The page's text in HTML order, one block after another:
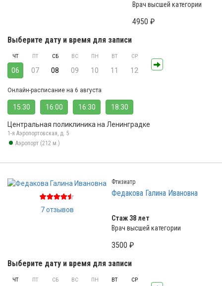
Врач высшей категории
4950 ₽
Выберите дату и время для записи
ЧТ
06
ПТ
07
СБ
08
ВС
09
ПН
10
ВТ
11
СР
12
Онлайн-расписание на 6 августа
15:30 16:00 16:30 18:30
Центральная поликлиника на Ленинградке
1-я Аэропортовская, д. 5
Аэропорт (212 м.)
7 отзывов
Фтизиатр
Федакова Галина Ивановна
Стаж 38 лет
Врач высшей категории
3500 ₽
Выберите дату и время для записи
ЧТ ПТ СБ ВС ПН ВТ СР